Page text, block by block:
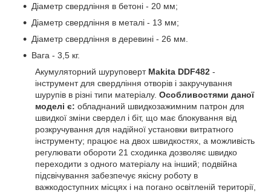
Діаметр свердління в бетоні - 20 мм;
Діаметр свердління в металі - 13 мм;
Діаметр свердління в деревині - 26 мм.
Вага - 3,5 кг.
Акумуляторний шуруповерт Makita DDF482 -
інструмент для свердління отворів і закручування
шурупів в різні типи матеріалу. Особливостями даної
моделі є: обладнаний швидкозажимним патрон для
швидкої зміни свердел і біт, що має блокування від
розкручування для надійної установки витратного
інструменту; працює на двох швидкостях, а можливість
регулювати обороти 21 сходинка дозволяє швидко
переходити з одного матеріалу на інший; подвійна
підсвічування забезпечує якісну роботу в
важкодоступних місцях і на погано освітленій території,